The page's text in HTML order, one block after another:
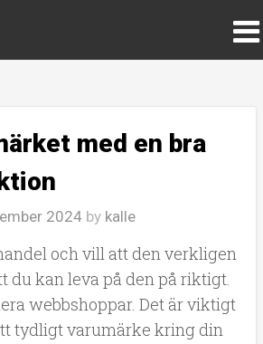
med en bra
2024by kalle
och vill att den verkligen
du kan leva på den på riktigt.
webbshoppar. Det är viktigt
tydligt varumärke kring din